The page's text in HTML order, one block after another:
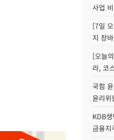
사업
[7일
지 장
[오늘
라, 코
국힘
윤리위
KDB
금융지